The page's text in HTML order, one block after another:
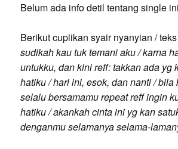
Belum ada info detil tentang single
Berikut cuplikan syair nyanyian /
sudikah kau tuk temani aku / karna
untukku, dan kini reff: takkan ada yg
hatiku / hari ini, esok, dan nanti / bila
selalu bersamamu repeat reff ingin
hatiku / akankah cinta ini yg kan
denganmu selamanya selama-